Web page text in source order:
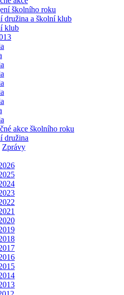
školního roku
družina a školní klub
klub
akce školního roku
družina
Zprávy